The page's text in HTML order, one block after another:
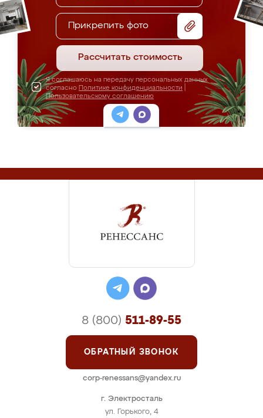
Прикрепить фото
Рассчитать стоимость
Я соглашаюсь на передачу персональных данных
согласно Политике конфиденциальности
Пользовательскому соглашению
г. Электросталь
ул. Горького, 4
8 (800) 511-89-55
ОБРАТНЫЙ ЗВОНОК
corp-renessans@yandex.ru